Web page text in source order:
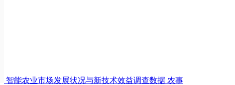
智能农业市场发展状况与新技术效益调查数据 农事